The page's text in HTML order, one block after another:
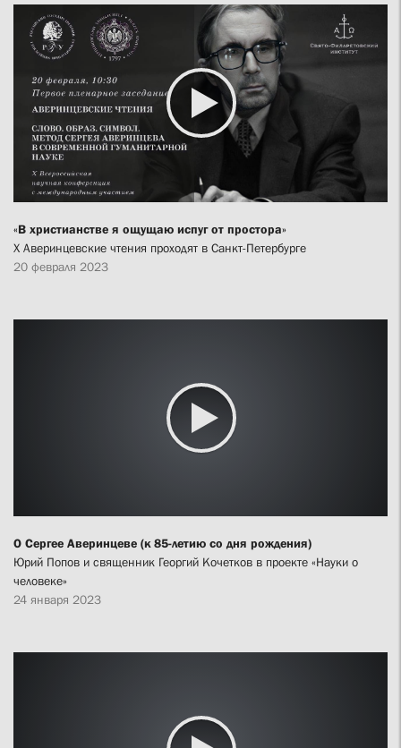
«В христианстве я ощущаю испуг от простора»
X Аверинцевские чтения проходят в Санкт-Петербурге
20 февраля 2023
О Сергее Аверинцеве (к 85-летию со дня рождения)
Юрий Попов и священник Георгий Кочетков в проекте «Науки о
человеке»
24 января 2023